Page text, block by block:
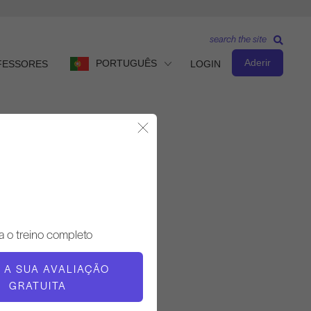
PORTUGUÊS LOGIN Aderir
search the site
o treino completo
A SUA AVALIAÇÃO
GRATUITA
Alisa Wyatt
TEMPO DE VÍDEO
4:07